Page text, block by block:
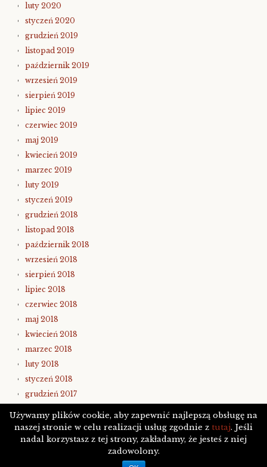
luty 2020
styczeń 2020
grudzień 2019
listopad 2019
październik 2019
wrzesień 2019
sierpień 2019
lipiec 2019
czerwiec 2019
maj 2019
kwiecień 2019
marzec 2019
luty 2019
styczeń 2019
grudzień 2018
listopad 2018
październik 2018
wrzesień 2018
sierpień 2018
lipiec 2018
czerwiec 2018
maj 2018
kwiecień 2018
marzec 2018
luty 2018
styczeń 2018
grudzień 2017
Używamy plików cookie, aby zapewnić najlepszą obsługę na
naszej stronie w celu realizacji usług zgodnie z tutaj. Jeśli
nadal korzystasz z tej strony, zakładamy, że jesteś z niej
zadowolony.